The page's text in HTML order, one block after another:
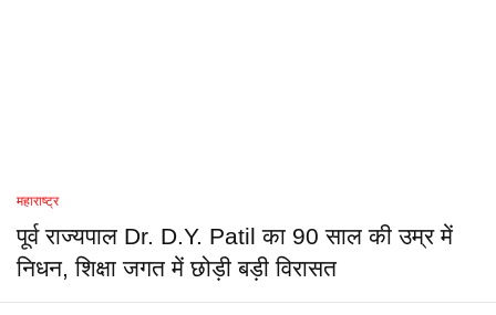
महाराष्ट्र
पूर्व राज्यपाल Dr. D.Y. Patil का 90 साल की उम्र में
निधन, शिक्षा जगत में छोड़ी बड़ी विरासत